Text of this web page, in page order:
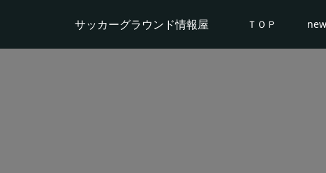
サッカーグラウンド情報屋 ＴＯＰ